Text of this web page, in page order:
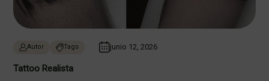
Autor Tags junio 12, 2026
Tattoo Realista